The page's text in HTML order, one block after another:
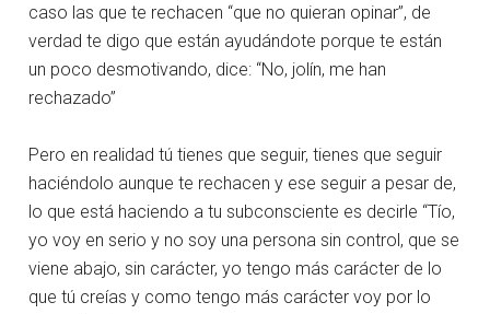
caso las que te rechacen “que no quieran opinar”, de
verdad te digo que están ayudándote porque te están
un poco desmotivando, dice: “No, jolín, me han
rechazado”
Pero en realidad tú tienes que seguir, tienes que seguir
haciéndolo aunque te rechacen y ese seguir a pesar de,
lo que está haciendo a tu subconsciente es decirle “Tío,
yo voy en serio y no soy una persona sin control, que se
viene abajo, sin carácter, yo tengo más carácter de lo
que tú creías y como tengo más carácter voy por lo